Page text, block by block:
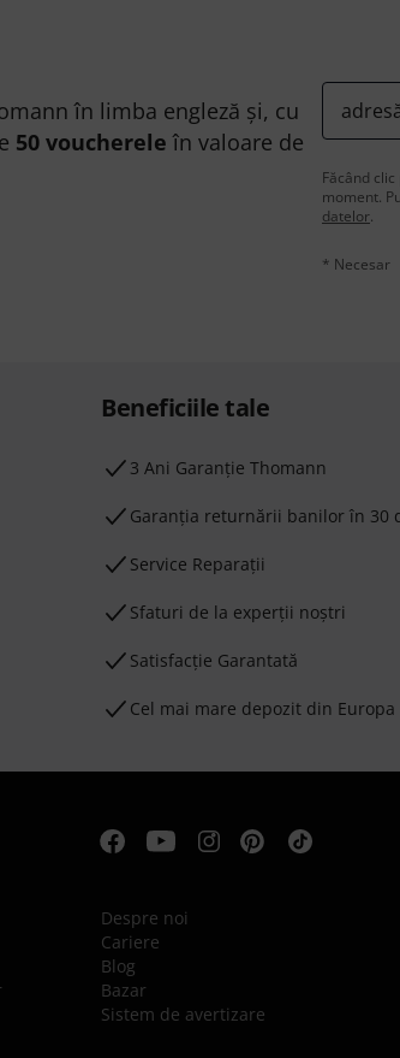
în limba engleză și, cu
50 voucherele în valoare de
Făcând
moment.
datelor.
* Necesar
Beneficiile tale
3 Ani Garanție Thomann
Garanţia returnării banilor în 30
Service Reparații
Sfaturi de la experții noștri
Satisfacție Garantată
Cel mai mare depozit din Europa
Despre noi
Cariere
Blog
Bazar
Sistem de avertizare